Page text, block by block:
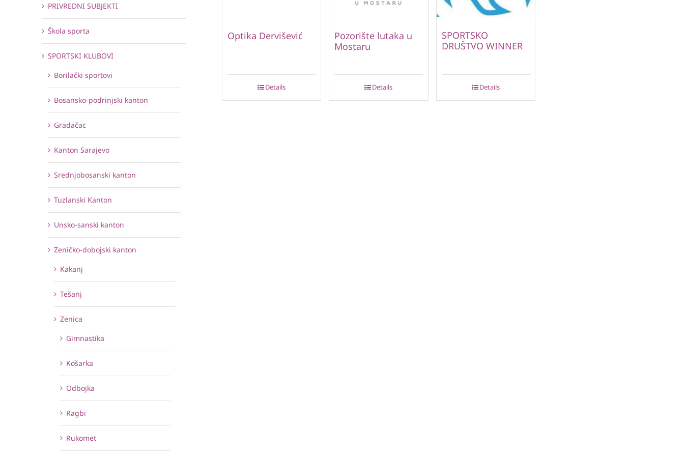
Optika Dervišević
Details
Pozorište lutaka u
Mostaru
Details
SPORTSKO
DRUŠTVO WINNER
Details
PRIVREDNI SUBJEKTI
Škola sporta
SPORTSKI KLUBOVI
Borilački sportovi
Bosansko-podrinjski kanton
Gradačac
Kanton Sarajevo
Srednjobosanski kanton
Tuzlanski Kanton
Unsko-sanski kanton
Zeničko-dobojski kanton
Kakanj
Tešanj
Zenica
Gimnastika
Košarka
Odbojka
Ragbi
Rukomet